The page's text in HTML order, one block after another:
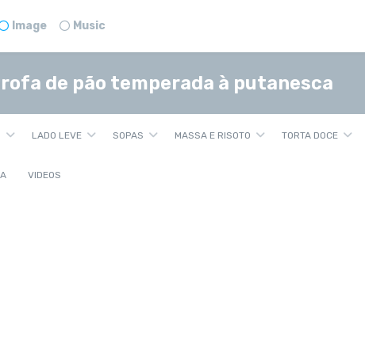
Image Music
de pão temperada à putanesca
LADO LEVE SOPAS MASSA E RISOTO TORTA DOCE
VIDEOS